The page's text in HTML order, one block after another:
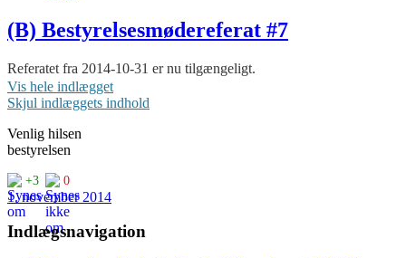
(B) Bestyrelsesmødereferat #7
Referatet fra 2014-10-31 er nu tilgængeligt.
Hovedemnerne denne gang var håndteringen af det høje byggeri på
100-vejen, fællesantennen, hjemmeside og restancer.
<a href="https://gfun.dk/?ddownload=4008" title="
referat #7
id-4008 ext-pdf">
.
Ældre referater findes under
Vis hele indlægget
Skjul indlæggets indhold
Venlig hilsen
bestyrelsen
+3 0
1. november 2014
Indlægsnavigation